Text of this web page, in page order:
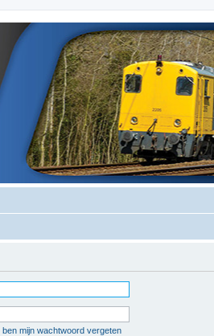
ben mijn wachtwoord vergeten